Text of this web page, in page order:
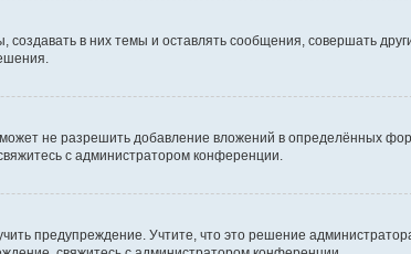
в них темы и оставлять сообщения, совершать
не разрешить добавление вложений в определённых
с администратором конференции.
предупреждение. Учтите, что это решение